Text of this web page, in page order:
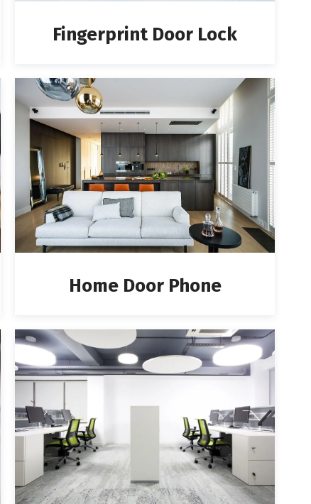
Fingerprint Door Lock
Home Door Phone